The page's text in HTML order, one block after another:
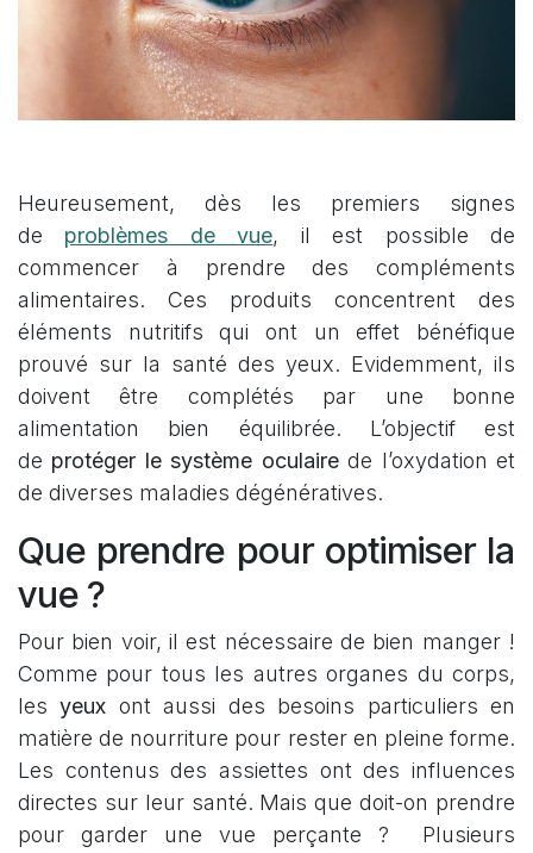
Heureusement, dès les premiers signes
de
problèmes de vue, il est possible de
commencer à prendre des compléments
alimentaires. Ces produits concentrent des
éléments nutritifs qui ont un effet bénéfique
prouvé sur la santé des yeux. Evidemment, ils
doivent être complétés par une bonne
alimentation bien équilibrée. L’objectif est
de protéger le système oculairede l’oxydation et
de diverses maladies dégénératives.
Que prendre pour optimiser la
vue ?
Pour bien voir, il est nécessaire de bien manger !
Comme pour tous les autres organes du corps,
lesyeux ont aussi des besoins particuliers en
matière de nourriture pour rester en pleine forme.
Les contenus des assiettes ont des influences
directes sur leur santé. Mais que doit-on prendre
pour garder une vue perçante ? Plusieurs